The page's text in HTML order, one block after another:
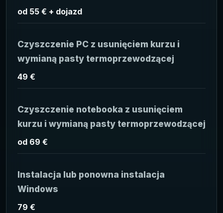
od 55 € + dojazd
Czyszczenie PC z usunięciem kurzu i
wymianą pasty termoprzewodzącej
49 €
Czyszczenie notebooka z usunięciem
kurzu i wymianą pasty termoprzewodzącej
od 69 €
Instalacja lub ponowna instalacja
Windows
79 €